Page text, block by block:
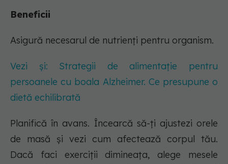
Beneficii
Asigură necesarul de nutrienți pentru organism.
Vezi și: Strategii de alimentație pentru
persoanele cu boala Alzheimer. Ce presupune o
dietă echilibrată
Planifică în avans. Încearcă să-ți ajustezi orele
de masă și vezi cum afectează corpul tău.
Dacă faci exerciții dimineața, alege mesele